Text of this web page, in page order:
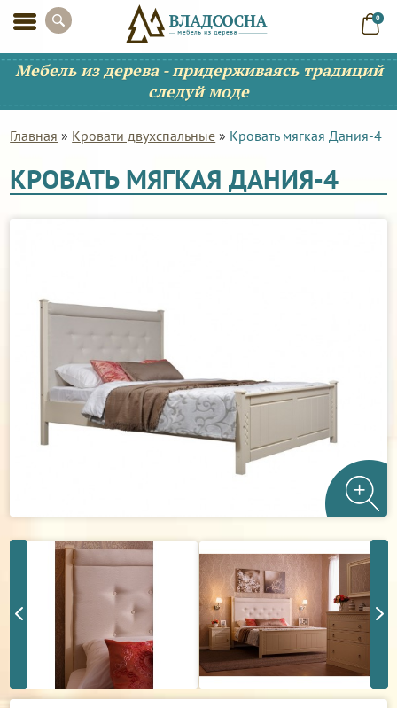
0
Мебель из дерева - придерживаясь традиций
следуй моде
Главная » Кровати двухспальные » Кровать мягкая Дания-4
КРОВАТЬ МЯГКАЯ ДАНИЯ-4